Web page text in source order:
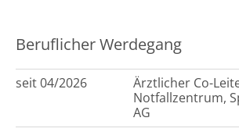
Beruflicher Werdegang
seit 04/2026
Ärztlicher Co-
Notfallzentrum,
AG